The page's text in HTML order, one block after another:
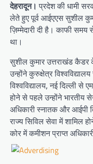
देहरादून। प्रदेश की धामी
लेते हुए पूर्व आईएएस सुशील
ज़िम्मेदारी दी है। काफी
था।
सुशील कुमार उत्तराखंड
उन्होंने कुरुक्षेत्र
विश्वविद्यालय, नई दिल्ली से
होने से पहले उन्होंने भारतीय
अधिकारी स्नातक और आईपी
राज्य सिविल सेवा में शामिल
कोर में कमीशन प्राप्त